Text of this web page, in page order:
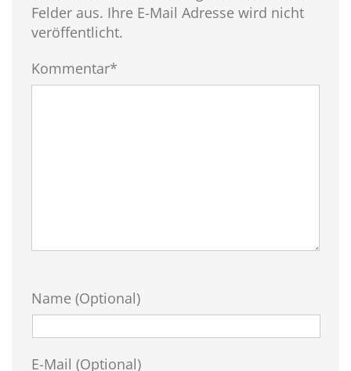
Felder aus. Ihre E-Mail Adresse wird nicht
veröffentlicht.
Kommentar*
Name (Optional)
E-Mail (Optional)